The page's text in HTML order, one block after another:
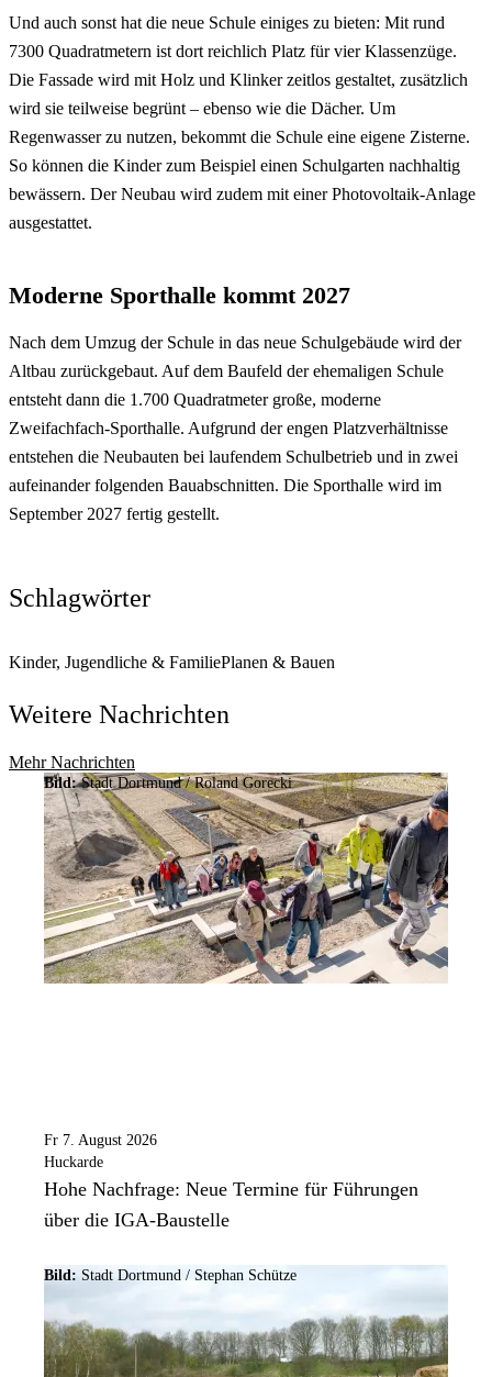
Und auch sonst hat die neue Schule einiges zu bieten: Mit rund
7300 Quadratmetern ist dort reichlich Platz für vier Klassenzüge.
Die Fassade wird mit Holz und Klinker zeitlos gestaltet, zusätzlich
wird sie teilweise begrünt – ebenso wie die Dächer. Um
Regenwasser zu nutzen, bekommt die Schule eine eigene Zisterne.
So können die Kinder zum Beispiel einen Schulgarten nachhaltig
bewässern. Der Neubau wird zudem mit einer Photovoltaik-Anlage
ausgestattet.
Moderne Sporthalle kommt 2027
Nach dem Umzug der Schule in das neue Schulgebäude wird der
Altbau zurückgebaut. Auf dem Baufeld der ehemaligen Schule
entsteht dann die 1.700 Quadratmeter große, moderne
Zweifachfach-Sporthalle. Aufgrund der engen Platzverhältnisse
entstehen die Neubauten bei laufendem Schulbetrieb und in zwei
aufeinander folgenden Bauabschnitten. Die Sporthalle wird im
September 2027 fertig gestellt.
Schlagwörter
Kinder, Jugendliche & FamiliePlanen & Bauen
Weitere Nachrichten
Mehr Nachrichten
Bild:Stadt Dortmund / Roland Gorecki
Fr 7. August 2026
Huckarde
Hohe Nachfrage: Neue Termine für Führungen
über die IGA-Baustelle
Bild: Stadt Dortmund / Stephan Schütze